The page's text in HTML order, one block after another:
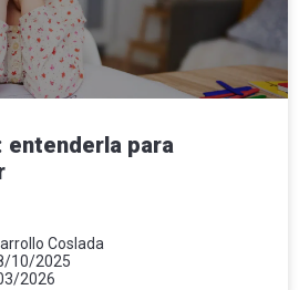
entenderla para
Coslada
10/2025
2026